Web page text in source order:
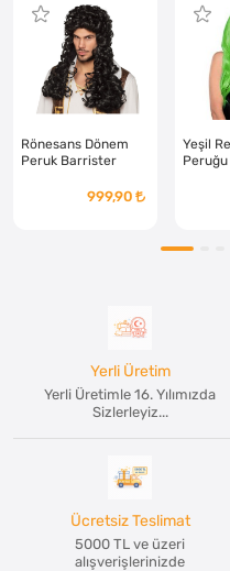
Rönesans Dönem
Peruk Barrister
999,90
Yeşil
Peruğu
Yerli Üretim
Yerli Üretimle 16. Yılımızda
Sizlerleyiz...
Ücretsiz Teslimat
5000 TL ve üzeri
alışverişlerinizde